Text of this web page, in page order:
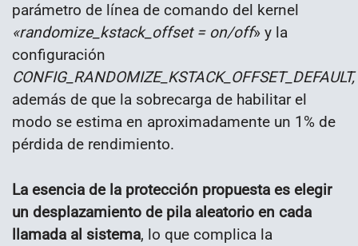
parámetro de línea de comando del kernel
«randomize_kstack_offset = on/off» y la
configuración
CONFIG_RANDOMIZE_KSTACK_OFFSET_DEFAULT,
además de que la sobrecarga de habilitar el
modo se estima en aproximadamente un 1% de
pérdida de rendimiento.
La esencia de la protección propuesta es elegir
un desplazamiento de pila aleatorio en cada
llamada al sistema, lo que complica la